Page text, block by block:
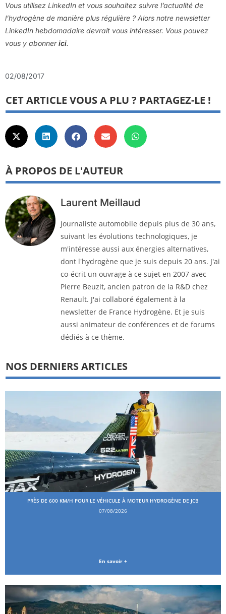
Vous utilisez LinkedIn et vous souhaitez suivre l’actualité de
l’hydrogène de manière plus régulière ? Alors notre newsletter
LinkedIn hebdomadaire devrait vous intéresser. Vous pouvez
vous y abonnerici.
02/08/2017
CET ARTICLE VOUS A PLU ? PARTAGEZ-LE !
À PROPOS DE L'AUTEUR
Laurent Meillaud
Journaliste automobile depuis plus de 30 ans,
suivant les évolutions technologiques, je
m'intéresse aussi aux énergies alternatives,
dont l'hydrogène que je suis depuis 20 ans. J'ai
co-écrit un ouvrage à ce sujet en 2007 avec
Pierre Beuzit, ancien patron de la R&D chez
Renault. J'ai collaboré également à la
newsletter de France Hydrogène. Et je suis
aussi animateur de conférences et de forums
dédiés à ce thème.
NOS DERNIERS ARTICLES
PRÈS DE 600 KM/H POUR LE VÉHICULE À MOTEUR HYDROGÈNE DE JCB
07/08/2026
En savoir +